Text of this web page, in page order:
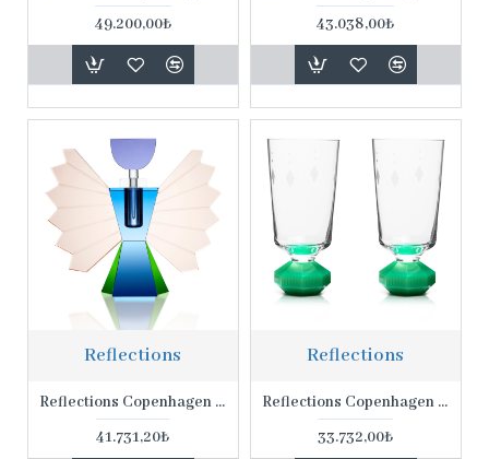
49.200,00₺
43.038,00₺
Reflections
Reflections Copenhagen Rochester 17,5*20*7,5 Cm Parfüm Şişesi
41.731,20₺
Reflections
Reflections Copenhagen Chelsea 2'li 14,5 Cm Yeşil Renk Kristal Bardak
33.732,00₺